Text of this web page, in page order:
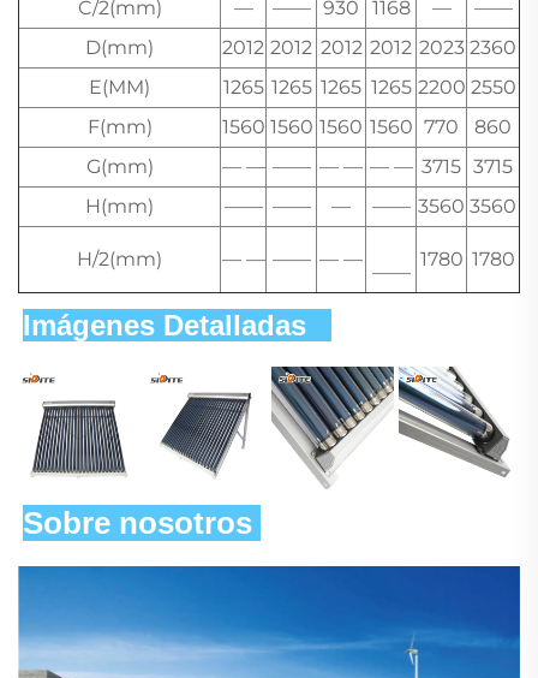
C/2(mm) — —— 930 1168 —
——
D(mm)
2012 2012 2012 2012 2023 2360
E(MM)
1265 1265 1265 1265 2200 2550
F(mm)
1560 1560 1560 1560 770
860
G(mm)
— — —— — — — — 3715 3715
H(mm)
—— —— — —— 3560 3560
H/2(mm) — — —— — —
——
1780 1780
Imágenes Detalladas
Sobre nosotros